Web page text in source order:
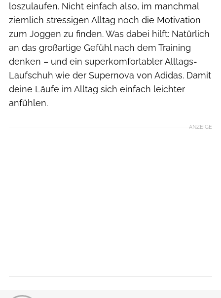
loszulaufen. Nicht einfach also, im manchmal
ziemlich stressigen Alltag noch die Motivation
zum Joggen zu finden. Was dabei hilft: Natürlich
an das großartige Gefühl nach dem Training
denken – und ein superkomfortabler Alltags-
Laufschuh wie der Supernova von Adidas. Damit
deine Läufe im Alltag sich einfach leichter
anfühlen.
ANZEIGE